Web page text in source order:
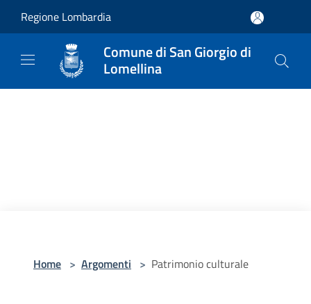
Regione Lombardia
Comune di San Giorgio di
Lomellina
Home > Argomenti > Patrimonio culturale